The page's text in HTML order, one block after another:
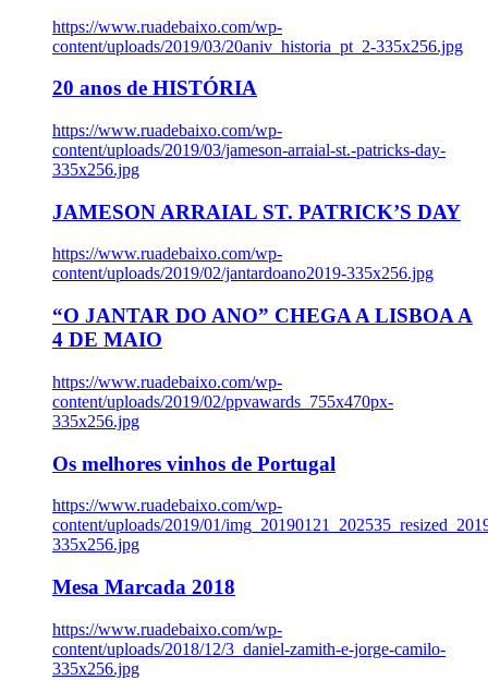
https://www.ruadebaixo.com/wp-
content/uploads/2019/03/20aniv_historia_pt_2-335x256.jpg
20 anos de HISTÓRIA
https://www.ruadebaixo.com/wp-
content/uploads/2019/03/jameson-arraial-st.-patricks-day-
335x256.jpg
JAMESON ARRAIAL ST. PATRICK’S DAY
https://www.ruadebaixo.com/wp-
content/uploads/2019/02/jantardoano2019-335x256.jpg
“O JANTAR DO ANO” CHEGA A LISBOA A
4 DE MAIO
https://www.ruadebaixo.com/wp-
content/uploads/2019/02/ppvawards_755x470px-
335x256.jpg
Os melhores vinhos de Portugal
https://www.ruadebaixo.com/wp-
content/uploads/2019/01/
335x256.jpg
Mesa Marcada 2018
https://www.ruadebaixo.com/wp-
content/uploads/2018/12/3_daniel-zamith-e-jorge-camilo-
335x256.jpg